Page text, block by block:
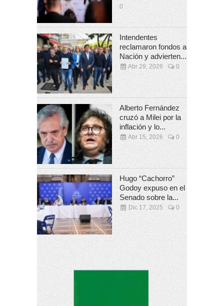
0
Intendentes
reclamaron fondos a
Nación y advierten...
Abr 29, 2026 0
Alberto Fernández
cruzó a Milei por la
inflación y lo...
Abr 15, 2026 0
Hugo “Cachorro”
Godoy expuso en el
Senado sobre la...
Dic 17, 2025 0